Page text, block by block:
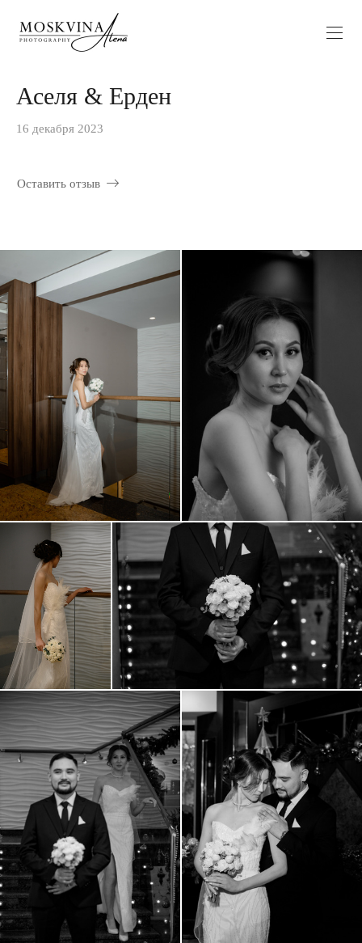
Аселя & Ерден
16 декабря 2023
Оставить отзыв